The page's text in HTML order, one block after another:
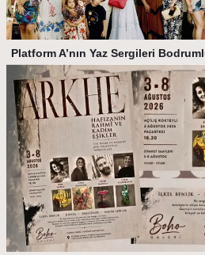
Platform A’nın Yaz Sergileri